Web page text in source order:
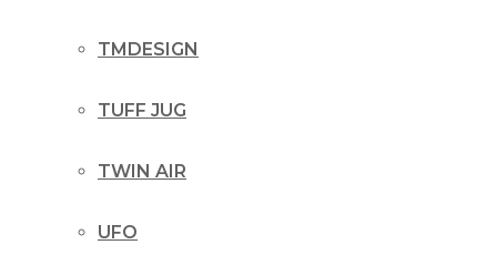
TMDESIGN
TUFF JUG
TWIN AIR
UFO